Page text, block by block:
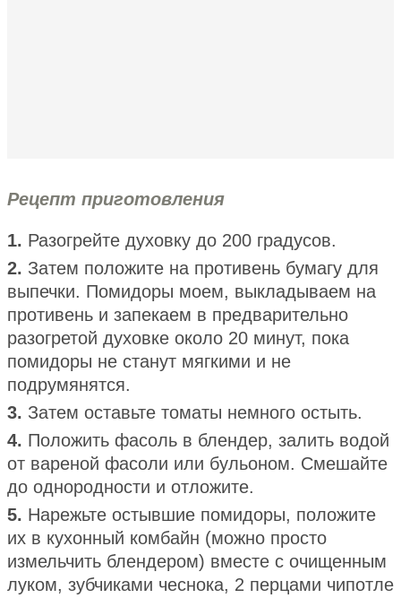
Рецепт приготовления
1. Разогрейте духовку до 200 градусов.
2. Затем положите на противень бумагу для
выпечки. Помидоры моем, выкладываем на
противень и запекаем в предварительно
разогретой духовке около 20 минут, пока
помидоры не станут мягкими и не
подрумянятся.
3. Затем оставьте томаты немного остыть.
4. Положить фасоль в блендер, залить водой
от вареной фасоли или бульоном. Смешайте
до однородности и отложите.
5. Нарежьте остывшие помидоры, положите
их в кухонный комбайн (можно просто
измельчить блендером) вместе с очищенным
луком, зубчиками чеснока, 2 перцами чипотле